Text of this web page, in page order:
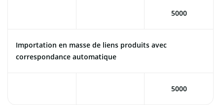
5000
Importation en masse de liens produits avec
correspondance automatique
5000